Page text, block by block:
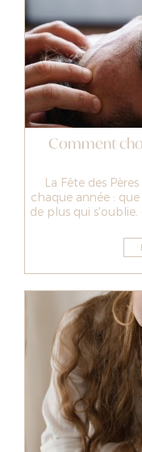
Comment
La Fête des
chaque année :
de plus qui